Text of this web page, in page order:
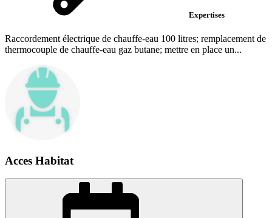
Expertises
Raccordement électrique de chauffe-eau 100 litres; remplacement de
thermocouple de chauffe-eau gaz butane; mettre en place un...
Acces Habitat